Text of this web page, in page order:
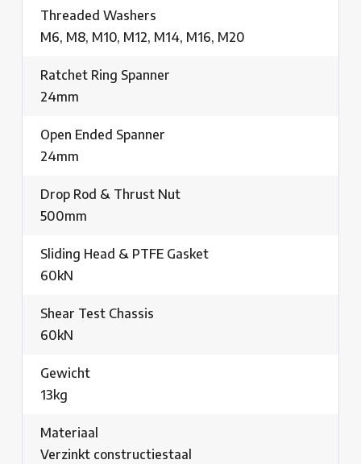
Threaded Washers
M6, M8, M10, M12, M14, M16, M20
Ratchet Ring Spanner
24mm
Open Ended Spanner
24mm
Drop Rod & Thrust Nut
500mm
Sliding Head & PTFE Gasket
60kN
Shear Test Chassis
60kN
Gewicht
13kg
Materiaal
Verzinkt constructiestaal